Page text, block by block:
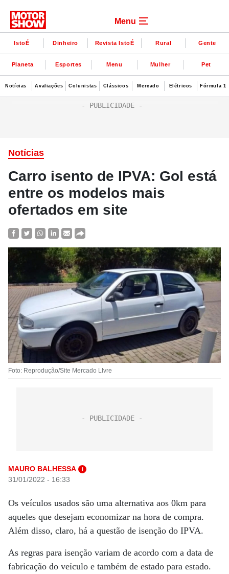
Menu
IstoÉ Dinheiro Revista IstoÉ Rural Gente
Planeta Esportes Menu Mulher Pet
Notícias Avaliações Colunistas Clássicos Mercado Elétricos Fórmula 1
Notícias
Carro isento de IPVA: Gol está
entre os modelos mais
ofertados em site
Foto: Reprodução/Site Mercado LIvre
MAURO BALHESSA i
31/01/2022 - 16:33
Os veículos usados são uma alternativa aos 0km para
aqueles que desejam economizar na hora de compra.
Além disso, claro, há a questão de isenção do IPVA.
As regras para isenção variam de acordo com a data de
fabricação do veículo e também de estado para estado.